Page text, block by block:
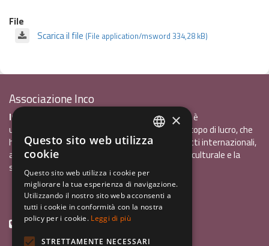
File
Scarica il file (File application/msword 334,28 kB)
Associazione Inco
InCo - Interculturalità & Comunicazione APSè
un'associazione di promozione sociale, senza scopo di lucro, che
ha l'obiettivo di promuovere gli scambi e i contatti internazionali,
al fine accrescere tra i giovani la sensibilità interculturale e la
solidarietà internazionale.
Privacy policy.pdf120,41 kB
+39 0461 1822775
GERMAN
×
Questo sito web utilizza
cookie
Questo sito web utilizza i cookie per
migliorare la tua esperienza di navigazione.
Utilizzando il nostro sito web acconsenti a
tutti i cookie in conformità con la nostra
policy per i cookie. Leggi di più
STRETTAMENTE NECESSARI